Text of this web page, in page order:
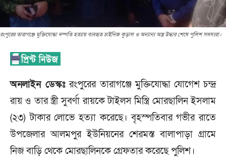
রংপুরের তারাগঞ্জে মুক্তিযোদ্ধা দম্পতি হত্যায় ব্যবহৃত চাইনিজ কুড়াল ও অন্যান্য অস্ত্র উদ্ধার শেষে পুলিশ সদস্যরা।
অনলাইন ডেস্কঃ রংপুরের তারাগঞ্জে মুক্তিযোদ্ধা যোগেশ চন্দ্র
রায় ও তার স্ত্রী সুবর্ণা রায়কে টাইলস মিস্ত্রি মোরছালিন ইসলাম
(২৩) টাকার লোভে হত্যা করেছে। বৃহস্পতিবার গভীর রাতে
উপজেলার আলমপুর ইউনিয়নের শেরমস্ত বালাপাড়া গ্রামে
নিজ বাড়ি থেকে মোরছালিনকে গ্রেফতার করেছে পুলিশ।